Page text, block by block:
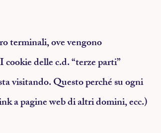
terminali, ove vengono
cookie delle c.d. “terze parti”
visitando. Questo perché su ogni
a pagine web di altri domini, ecc.)